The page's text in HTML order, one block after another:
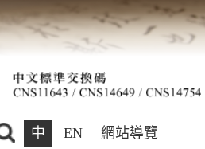
中 EN 網站導覽